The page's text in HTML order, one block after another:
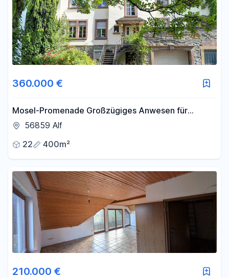
360.000 €
Mosel-Promenade Großzügiges Anwesen für
Individualisten
56859 Alf
22
400m²
210.000 €